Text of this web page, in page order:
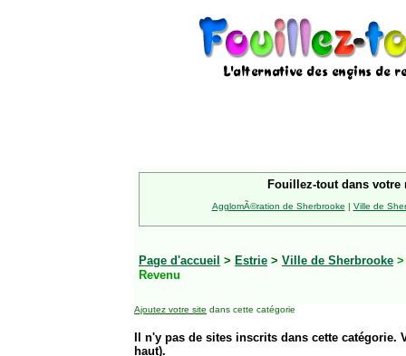
Fouillez-tout dans votre
AgglomÃ©ration de Sherbrooke | Ville de
Page d'accueil > Estrie > Ville de Sherbrooke
Revenu
Ajoutez votre site dans cette catégorie
Il n'y pas de sites inscrits dans cette
haut).